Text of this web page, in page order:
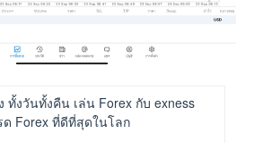
ทั้งวันทั้งคืน เล่น Forex กับ exness
ด Forex ที่ดีที่สุดในโลก